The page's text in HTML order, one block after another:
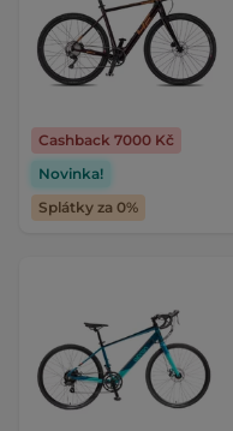
Cashback 7000 Kč
Novinka!
Splátky za 0%